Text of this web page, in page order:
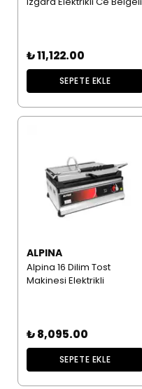
₺ 11,122.00
SEPETE EKLE
ALPINA
Alpina 16 Dilim Tost
Makinesi Elektrikli
₺ 8,095.00
SEPETE EKLE